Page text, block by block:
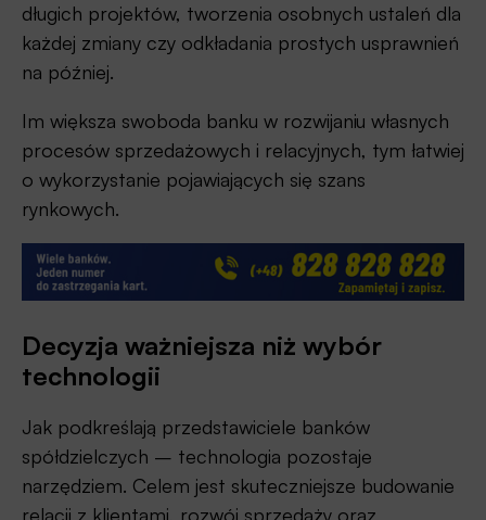
długich projektów, tworzenia osobnych ustaleń dla
każdej zmiany czy odkładania prostych usprawnień
na później.
Im większa swoboda banku w rozwijaniu własnych
procesów sprzedażowych i relacyjnych, tym łatwiej
o wykorzystanie pojawiających się szans
rynkowych.
Decyzja ważniejsza niż wybór
technologii
Jak podkreślają przedstawiciele banków
spółdzielczych – technologia pozostaje
narzędziem. Celem jest skuteczniejsze budowanie
relacji z klientami, rozwój sprzedaży oraz